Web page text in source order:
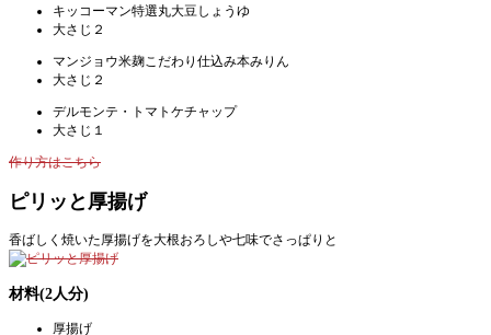
キッコーマン特選丸大豆しょうゆ
大さじ２
マンジョウ米麹こだわり仕込み本みりん
大さじ２
デルモンテ・トマトケチャップ
大さじ１
作り方はこちら
ピリッと厚揚げ
香ばしく焼いた厚揚げを大根おろしや七味でさっぱりと
材料(2人分)
厚揚げ